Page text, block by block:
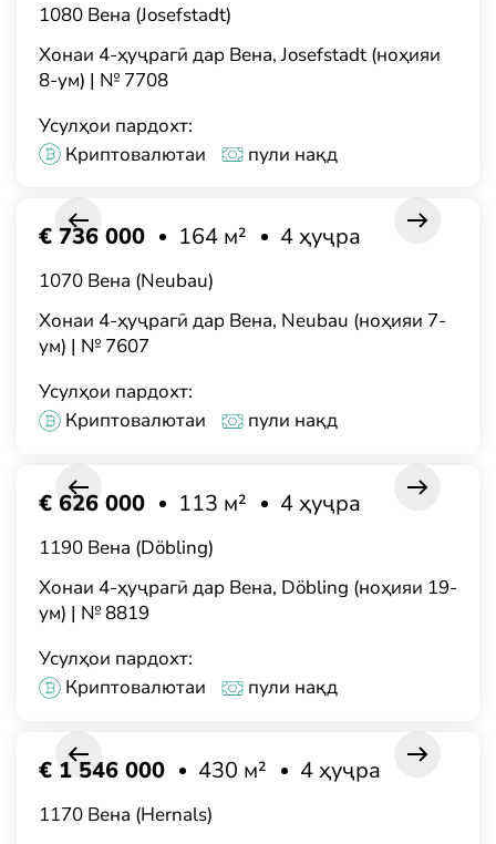
Хонаи 4-ҳуҷрагӣ дар Вена, Josefstadt (ноҳияи
8-ум) | № 7708
1080 Вена (Josefstadt)
Усулҳои пардохт:
Криптовалютаи
пули нақд
Хонаи 4-ҳуҷрагӣ дар Вена, Neubau (ноҳияи 7-
ум) | № 7607
€ 736 000 164 м² 4 ҳуҷра
1070 Вена (Neubau)
Усулҳои пардохт:
Криптовалютаи
пули нақд
Хонаи 4-ҳуҷрагӣ дар Вена, Döbling (ноҳияи 19-
ум) | № 8819
€ 626 000 113 м² 4 ҳуҷра
1190 Вена (Döbling)
Усулҳои пардохт:
Криптовалютаи
пули нақд
€ 1 546 000 430 м² 4 ҳуҷра
1170 Вена (Hernals)